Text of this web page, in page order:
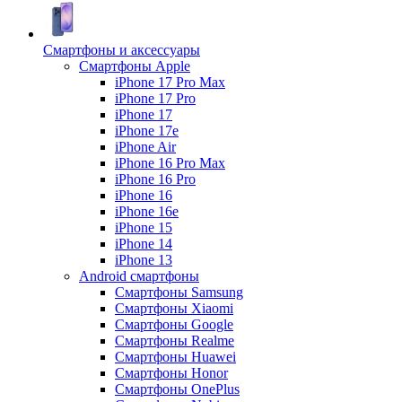
Смартфоны и аксессуары
Смартфоны Apple
iPhone 17 Pro Max
iPhone 17 Pro
iPhone 17
iPhone 17e
iPhone Air
iPhone 16 Pro Max
iPhone 16 Pro
iPhone 16
iPhone 16e
iPhone 15
iPhone 14
iPhone 13
Android cмартфоны
Смартфоны Samsung
Смартфоны Xiaomi
Смартфоны Google
Смартфоны Realme
Смартфоны Huawei
Смартфоны Honor
Смартфоны OnePlus